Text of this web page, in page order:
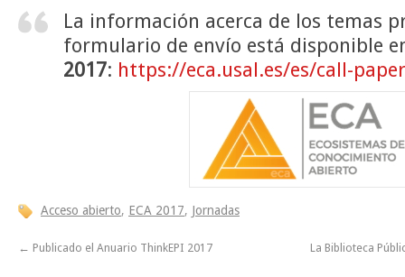
La información acerca de los temas
formulario de envío está disponible
2017: https://eca.usal.es/es/call-
Acceso abierto, ECA 2017, Jornadas
← Publicado el Anuario ThinkEPI 2017 La Biblioteca